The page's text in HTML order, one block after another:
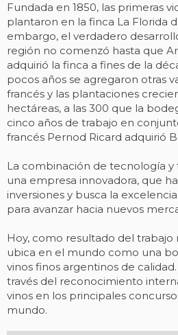
Fundada en 1850, las primeras
plantaron en la finca La Florida
embargo, el verdadero
región no comenzó hasta que
adquirió la finca a fines de la
pocos años se agregaron otras
francés y las plantaciones
hectáreas, a las 300 que la
cinco años de trabajo en
francés Pernod Ricard adquirió
La combinación de tecnología y
una empresa innovadora, que
inversiones y busca la
para avanzar hacia nuevos
Hoy, como resultado del trabajo
ubica en el mundo como una
vinos finos argentinos de
través del reconocimiento
vinos en los principales
mundo.